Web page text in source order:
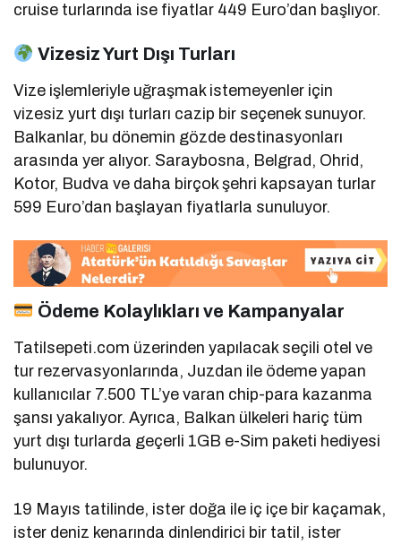
cruise turlarında ise fiyatlar 449 Euro’dan başlıyor.
Vizesiz Yurt Dışı Turları
Vize işlemleriyle uğraşmak istemeyenler için
vizesiz yurt dışı turları cazip bir seçenek sunuyor.
Balkanlar, bu dönemin gözde destinasyonları
arasında yer alıyor. Saraybosna, Belgrad, Ohrid,
Kotor, Budva ve daha birçok şehri kapsayan turlar
599 Euro’dan başlayan fiyatlarla sunuluyor.
Ödeme Kolaylıkları ve Kampanyalar
Tatilsepeti.com üzerinden yapılacak seçili otel ve
tur rezervasyonlarında, Juzdan ile ödeme yapan
kullanıcılar 7.500 TL’ye varan chip-para kazanma
şansı yakalıyor. Ayrıca, Balkan ülkeleri hariç tüm
yurt dışı turlarda geçerli 1GB e-Sim paketi hediyesi
bulunuyor.
19 Mayıs tatilinde, ister doğa ile iç içe bir kaçamak,
ister deniz kenarında dinlendirici bir tatil, ister